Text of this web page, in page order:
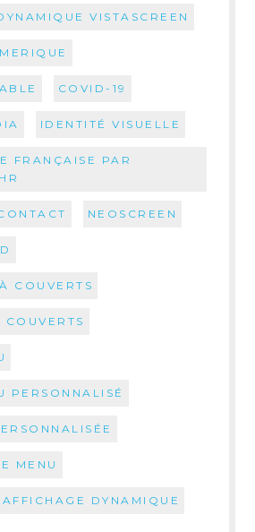
VISTASCREEN
COVID-19
IDENTITÉ VISUELLE
FRANÇAISE PAR
NEOSCREEN
COUVERTS
PERSONNALISÉ
MENU
DYNAMIQUE